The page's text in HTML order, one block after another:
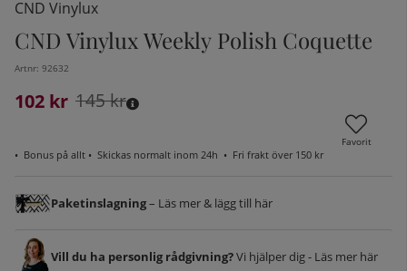
CND Vinylux
CND Vinylux Weekly Polish Coquette
Artnr: 92632
102 kr
Ordinarie pris:
145kr
Favorit
• Bonus på allt • Skickas normalt inom 24h • Fri frakt över 150 kr
Paketinslagning– Läs mer & lägg till här
Vill du ha personlig rådgivning?Vi hjälper dig - Läs mer här